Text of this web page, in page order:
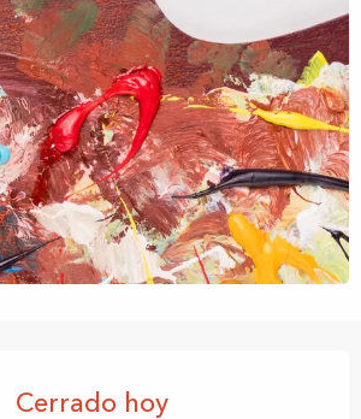
Cerrado hoy